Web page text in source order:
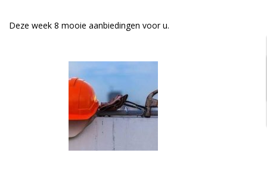
Deze week 8 mooie aanbiedingen voor u.